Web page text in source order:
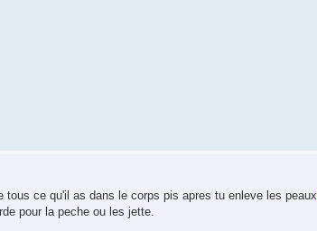
ce qu'il as dans le corps pis apres tu enleve les peaux
pour la peche ou les jette.